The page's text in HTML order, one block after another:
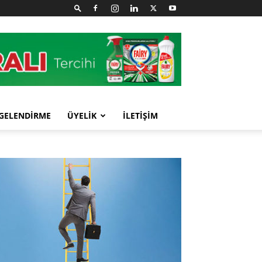
ÜYELİK İLETİŞİM